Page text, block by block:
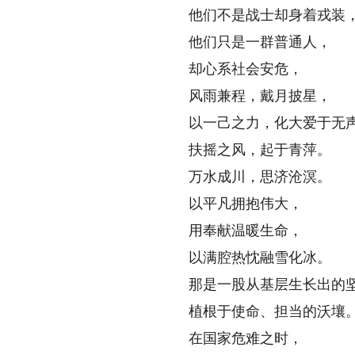
他们不是战士却身着戎装，
他们只是一群普通人，
却心系社会安危，
风雨兼程，戴月披星，
以一己之力，化大爱于无声
扶摇之风，起于青萍。
万水成川，思济沧溟。
以平凡拥抱伟大，
用奉献温暖生命，
以满腔热忱融雪化冰。
那是一股从基层生长出的坚
植根于使命、担当的沃壤。
在国家危难之时，